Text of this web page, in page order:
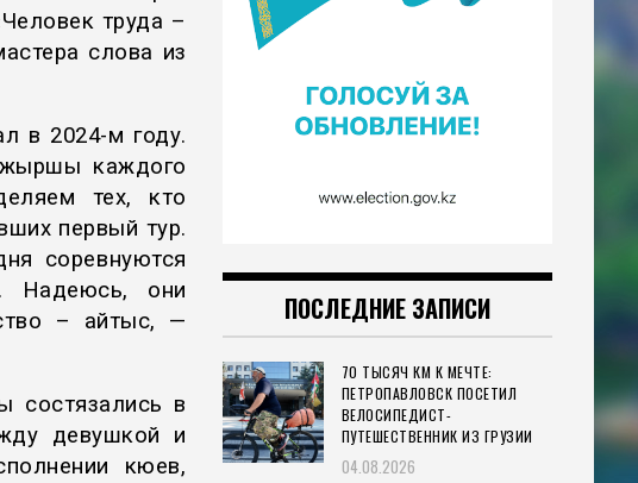
труда –
слова из
в 2024-м году.
каждого
тех, кто
первый тур.
соревнуются
Надеюсь, они
– айтыс, —
состязались в
девушкой и
кюев,
ПОСЛЕДНИЕ ЗАПИСИ
70 ТЫСЯЧ КМ К МЕЧТЕ:
ПЕТРОПАВЛОВСК ПОСЕТИЛ
ВЕЛОСИПЕДИСТ-
ПУТЕШЕСТВЕННИК ИЗ ГРУЗИИ
04.08.2026